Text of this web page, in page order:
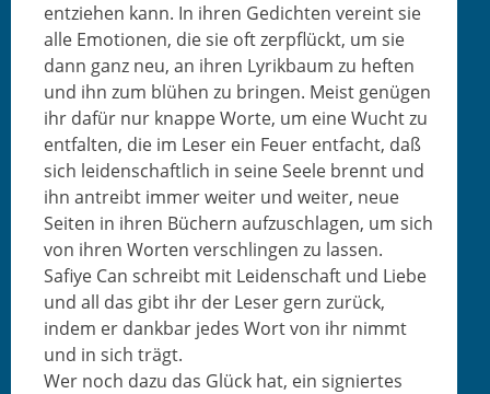
entziehen kann. In ihren Gedicht­en vere­int sie
alle Emo­tio­nen, die sie oft zerpflückt, um sie
dann ganz neu, an ihren Lyrik­baum zu heften
und ihn zum blühen zu brin­gen. Meist genü­gen
ihr dafür nur knappe Worte, um eine Wucht zu
ent­fal­ten, die im Leser ein Feuer ent­facht, daß
sich lei­den­schaftlich in seine Seele bren­nt und
ihn antreibt immer weit­er und weit­er, neue
Seit­en in ihren Büch­ern aufzuschla­gen, um sich
von ihren Worten ver­schlin­gen zu lassen.
Safiye Can schreibt mit Lei­den­schaft und Liebe
und all das gibt ihr der Leser gern zurück,
indem er dankbar jedes Wort von ihr nimmt
und in sich trägt.
Wer noch dazu das Glück hat, ein sig­niertes